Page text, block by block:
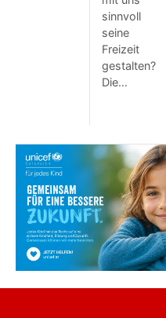
sinnvoll
seine
Freizeit
gestalten?
Die…